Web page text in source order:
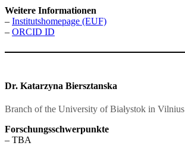
Weitere Informationen
– Institutshomepage (EUF)
– ORCID ID
Dr. Katarzyna Biersztanska
Branch of the University of Białystok in Vilnius
Forschungsschwerpunkte
– TBA